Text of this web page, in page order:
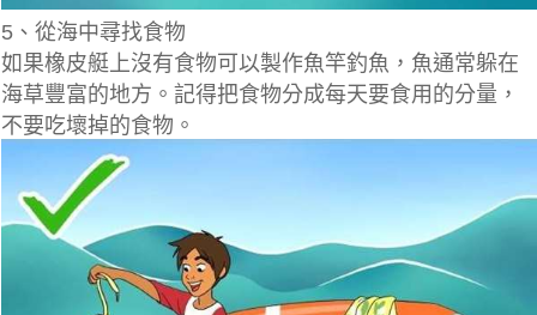
5、從海中尋找食物
如果橡皮艇上沒有食物可以製作魚竿釣魚，魚通常躲在
海草豐富的地方。記得把食物分成每天要食用的分量，
不要吃壞掉的食物。